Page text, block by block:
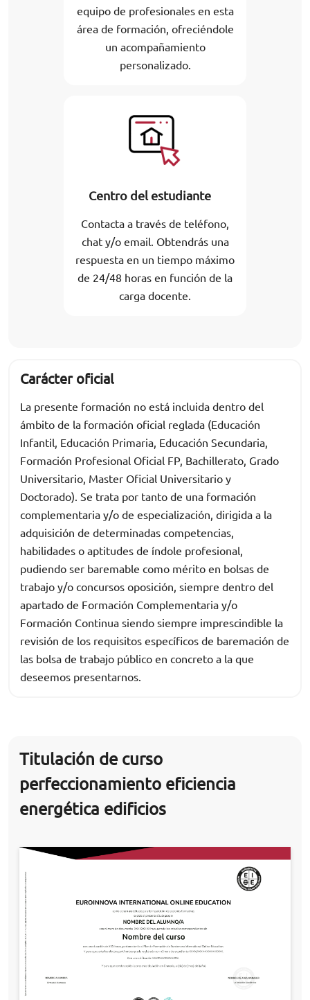
equipo de profesionales en esta
área de formación, ofreciéndole
un acompañamiento
personalizado.
Centro del estudiante
Contacta a través de teléfono,
chat y/o email. Obtendrás una
respuesta en un tiempo máximo
de 24/48 horas en función de la
carga docente.
Carácter oficial
La presente formación no está incluida dentro del
ámbito de la formación oficial reglada (Educación
Infantil, Educación Primaria, Educación Secundaria,
Formación Profesional Oficial FP, Bachillerato, Grado
Universitario, Master Oficial Universitario y
Doctorado). Se trata por tanto de una formación
complementaria y/o de especialización, dirigida a la
adquisición de determinadas competencias,
habilidades o aptitudes de índole profesional,
pudiendo ser baremable como mérito en bolsas de
trabajo y/o concursos oposición, siempre dentro del
apartado de Formación Complementaria y/o
Formación Continua siendo siempre imprescindible la
revisión de los requisitos específicos de baremación de
las bolsa de trabajo público en concreto a la que
deseemos presentarnos.
Titulación de curso
perfeccionamiento eficiencia
energética edificios